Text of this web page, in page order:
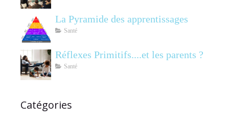
La Pyramide des apprentissages
Santé
Réflexes Primitifs....et les parents ?
Santé
Catégories